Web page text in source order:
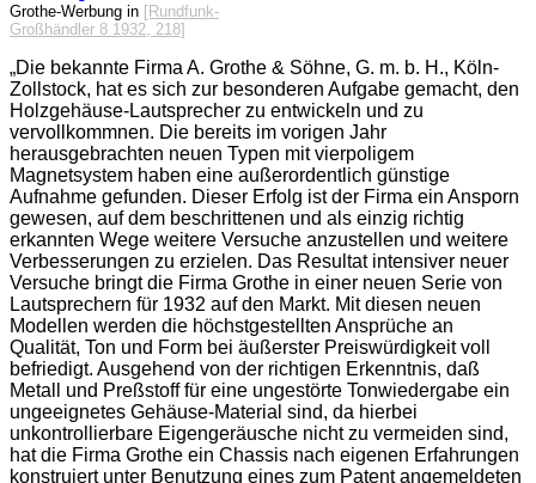
Grothe-Werbung in [Rundfunk-
Großhändler 8 1932, 218]
„Die bekannte Firma A. Grothe & Söhne, G. m. b. H., Köln-
Zollstock, hat es sich zur besonderen Aufgabe gemacht, den
Holzgehäuse-Lautsprecher zu entwickeln und zu
vervollkommnen. Die bereits im vorigen Jahr
herausgebrachten neuen Typen mit vierpoligem
Magnetsystem haben eine außerordentlich günstige
Aufnahme gefunden. Dieser Erfolg ist der Firma ein Ansporn
gewesen, auf dem beschrittenen und als einzig richtig
erkannten Wege weitere Versuche anzustellen und weitere
Verbesserungen zu erzielen. Das Resultat intensiver neuer
Versuche bringt die Firma Grothe in einer neuen Serie von
Lautsprechern für 1932 auf den Markt. Mit diesen neuen
Modellen werden die höchstgestellten Ansprüche an
Qualität, Ton und Form bei äußerster Preiswürdigkeit voll
befriedigt. Ausgehend von der richtigen Erkenntnis, daß
Metall und Preßstoff für eine ungestörte Tonwiedergabe ein
ungeeignetes Gehäuse-Material sind, da hierbei
unkontrollierbare Eigengeräusche nicht zu vermeiden sind,
hat die Firma Grothe ein Chassis nach eigenen Erfahrungen
konstruiert unter Benutzung eines zum Patent angemeldeten